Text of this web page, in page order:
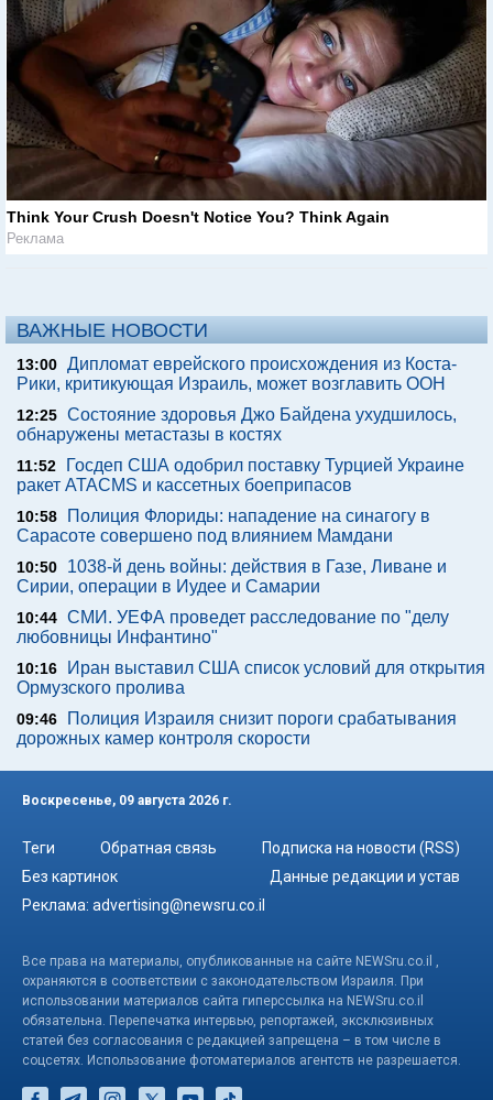
Think Your Crush Doesn't Notice You? Think Again
Реклама
ВАЖНЫЕ НОВОСТИ
13:00 Дипломат еврейского происхождения из Коста-
Рики, критикующая Израиль, может возглавить ООН
12:25 Состояние здоровья Джо Байдена ухудшилось,
обнаружены метастазы в костях
11:52
Госдеп США одобрил поставку Турцией Украине
ракет ATACMS и кассетных боеприпасов
10:58
Полиция Флориды: нападение на синагогу в
Сарасоте совершено под влиянием Мамдани
10:50
1038-й день войны: действия в Газе, Ливане и
Сирии, операции в Иудее и Самарии
10:44 СМИ. УЕФА проведет расследование по "делу
любовницы Инфантино"
10:16
Иран выставил США список условий для открытия
Ормузского пролива
09:46
Полиция Израиля снизит пороги срабатывания
дорожных камер контроля скорости
Воскресенье, 09 августа 2026 г.
Теги Обратная связь
Подписка на новости (RSS)
Без картинок
Данные редакции и устав
Реклама: advertising@newsru.co.il
Все права на материалы, опубликованные на сайте NEWSru.co.il ,
охраняются в соответствии с законодательством Израиля. При
использовании материалов сайта гиперссылка на NEWSru.co.il
обязательна. Перепечатка интервью, репортажей, эксклюзивных
статей без согласования с редакцией запрещена – в том числе в
соцсетях. Использование фотоматериалов агентств не разрешается.